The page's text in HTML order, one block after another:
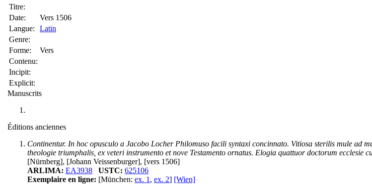
Titre:
Date:
Vers 1506
Langue:
Latin
Genre:
Forme:
Vers
Contenu:
Incipit:
Explicit:
Manuscrits
Éditions anciennes
Continentur. In hoc opusculo a Jacobo Locher Philomuso facili syntaxi concinnato. Vitiosa sterilis mule ad
theologie triumphalis, ex veteri instrumento et nove Testamento ornatus. Elogia quattuor doctorum ecclesie
[Nürnberg], [Johann Veissenburger], [vers 1506]
ARLIMA: EA3938 USTC: 625106
Exemplaire en ligne: [München: ex. 1 , ex. 2] [Wien]